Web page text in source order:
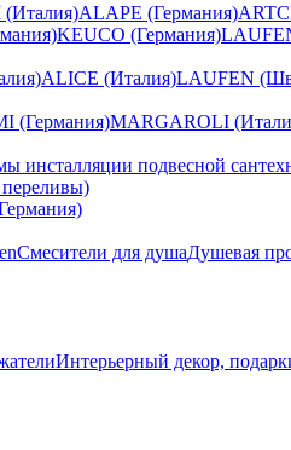
ALAPE (Германия)
KEUCO (Германия)
ALICE (Италия)LAUFEN
(Германия)MARGAROLI
инсталляции подвесной
Смесители для душаДушевая
Интерьерный декор,